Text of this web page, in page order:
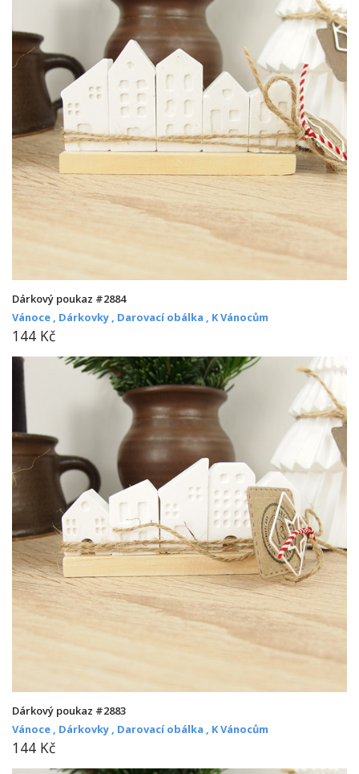
Dárkový poukaz #2884
Vánoce , Dárkovky , Darovací obálka , K Vánocům
144 Kč
Dárkový poukaz #2883
Vánoce , Dárkovky , Darovací obálka , K Vánocům
144 Kč